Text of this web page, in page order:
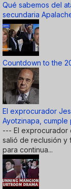
Qué sabemos del
secundaria
Countdown to the
El exprocurador
Ayotzinapa, cumple
--- El exprocurador
salió de reclusión y
para continua...